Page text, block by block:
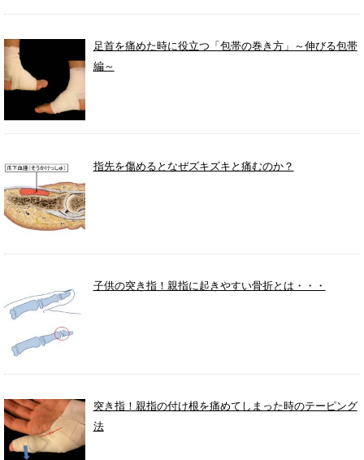
足首を痛めた時に役立つ「包帯の巻き方」～伸びる包帯
編～
指先を傷めるとなぜズキズキと痛むのか？
子供の突き指！親指に起きやすい骨折とは・・・
突き指！親指の付け根を痛めてしまった時のテーピング
法